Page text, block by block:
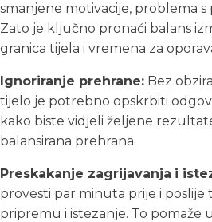
smanjene motivacije, problema s
Zato je ključno pronaći balans
granica tijela i vremena za
Ignoriranje prehrane: Bez
tijelo je potrebno opskrbiti
kako biste vidjeli željene
balansirana prehrana.
Preskakanje zagrijavanja i
provesti par minuta prije i
pripremu i istezanje. To pomaže